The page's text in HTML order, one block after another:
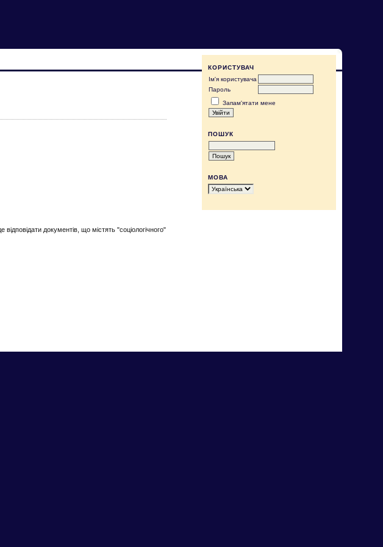
КОРИСТУВАЧ
Ім'я користувача
Пароль
Запам'ятати мене
ПОШУК
МОВА
відповідати документів, що містять "соціологічного"